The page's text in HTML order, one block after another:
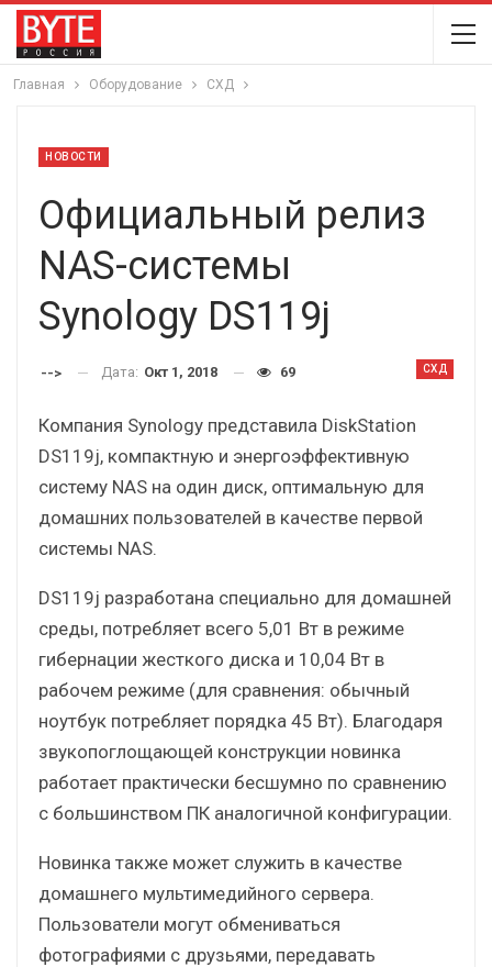
Главная Оборудование СХД
НОВОСТИ
Официальный релиз
NAS-системы
Synology DS119j
СХД
--> Дата: Окт 1, 2018 69
Компания Synology представила DiskStation
DS119j, компактную и энергоэффективную
систему NAS на один диск, оптимальную для
домашних пользователей в качестве первой
системы NAS.
DS119j разработана специально для домашней
среды, потребляет всего 5,01 Вт в режиме
гибернации жесткого диска и 10,04 Вт в
рабочем режиме (для сравнения: обычный
ноутбук потребляет порядка 45 Вт). Благодаря
звукопоглощающей конструкции новинка
работает практически бесшумно по сравнению
с большинством ПК аналогичной конфигурации.
Новинка также может служить в качестве
домашнего мультимедийного сервера.
Пользователи могут обмениваться
фотографиями с друзьями, передавать